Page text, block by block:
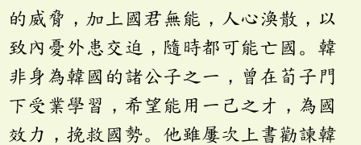
的威脅，加上國君無能，人心渙散，以
致內憂外患交迫，隨時都可能亡國。韓
非身為韓國的諸公子之一，曾在荀子門
下受業學習，希望能用一己之才，為國
效力，挽救國勢。他雖屢次上書勸諫韓